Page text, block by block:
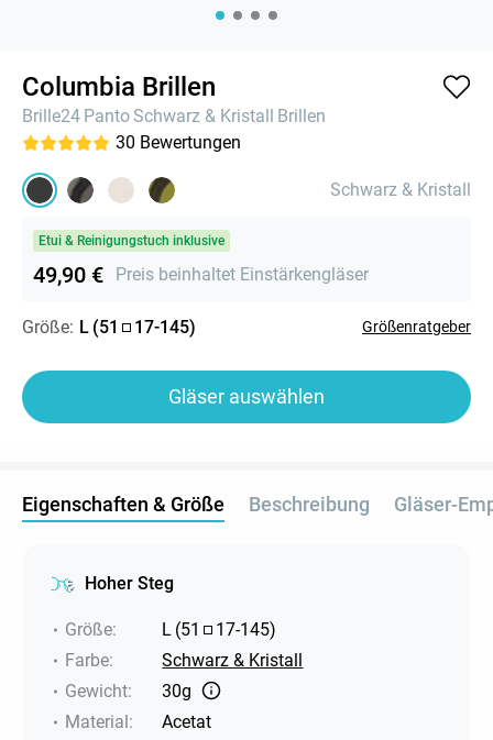
Columbia Brillen
Brille24 Panto Schwarz & Kristall Brillen
30 Bewertungen
Schwarz & Kristall
Etui & Reinigungstuch inklusive
49,90 € Preis beinhaltet Einstärkengläser
Größe: L (51 17-145) Größenratgeber
Gläser auswählen
Eigenschaften & Größe Beschreibung Gläser-
Hoher Steg
Größe: L (51 17-145)
Farbe:
Schwarz & Kristall
Gewicht:
30g
Material:
Acetat